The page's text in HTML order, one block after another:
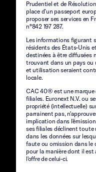
Prudentiel et de
place d’un passeport
proposer ses services en
n°842 197 287.
Les informations figurant
résidents des États-Unis
destinées à être diffusées
trouvant dans un pays ou
et utilisation seraient
locale.
CAC 40® est une marque
filiales. Euronext N.V. ou
propriété (intellectuelle)
parrainent pas,
implication dans
ses filiales déclinent
dans les données sur
faute ou omission dans le
pour la manière dont il est
l'offre de celui-ci.